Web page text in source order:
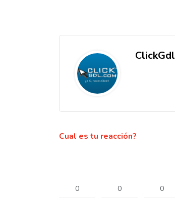
ClickGdl
Cual es tu reacción?
0 0 0